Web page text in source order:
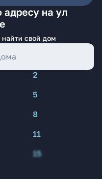
адресу на ул
найти свой дом
2
5
8
11
15